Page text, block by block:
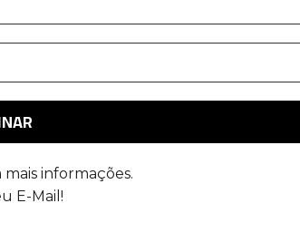
mais informações.
E-Mail!